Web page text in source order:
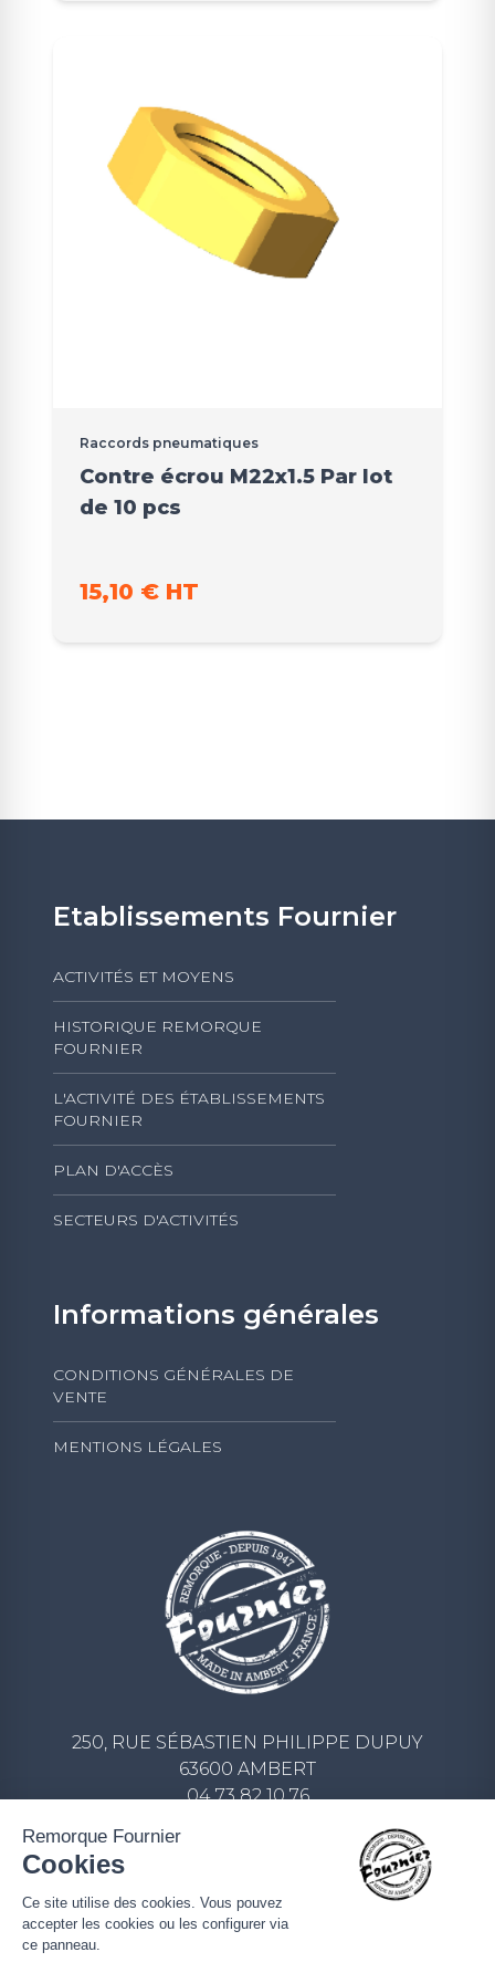
Raccords pneumatiques
Contre écrou M22x1.5 Par lot
de 10 pcs
15,10 € HT
Etablissements Fournier
ACTIVITÉS ET MOYENS
HISTORIQUE REMORQUE
FOURNIER
L'ACTIVITÉ DES ÉTABLISSEMENTS
FOURNIER
PLAN D'ACCÈS
SECTEURS D'ACTIVITÉS
Informations générales
CONDITIONS GÉNÉRALES DE
VENTE
MENTIONS LÉGALES
250, RUE SÉBASTIEN PHILIPPE DUPUY
63600 AMBERT
04 73 82 10 76
ECRIVEZ-NOUS UN MESSAGE
Remorque Fournier
Cookies
Ce site utilise des cookies. Vous pouvez
accepter les cookies ou les configurer via
ce panneau.